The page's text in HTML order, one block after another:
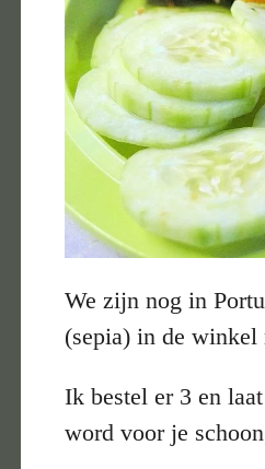
We zijn nog in
(sepia) in de
Ik bestel er 3 en
word voor je